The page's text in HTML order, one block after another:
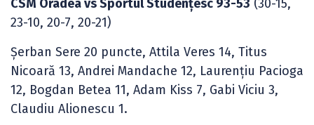
CSM Oradea vs Sportul Studenţesc 93-53 (30-15,
23-10, 20-7, 20-21)
Șerban Sere 20 puncte, Attila Veres 14, Titus
Nicoară 13, Andrei Mandache 12, Laurențiu Pacioga
12, Bogdan Betea 11, Adam Kiss 7, Gabi Viciu 3,
Claudiu Alionescu 1.